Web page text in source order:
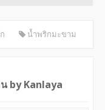
น้ำพริกมะขาม
by Kanlaya